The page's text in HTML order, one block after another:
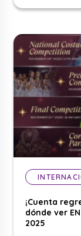
¡Cuenta
dónde ver
2025